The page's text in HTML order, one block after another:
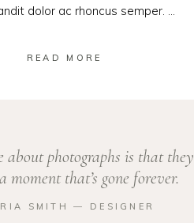
dolor ac rhoncus semper.
READ MORE
about photographs is that they
moment that’s gone forever.
SMITH ― DESIGNER